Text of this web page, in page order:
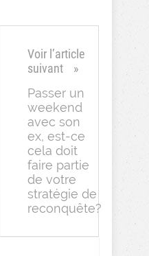
Voir l’article
suivant
Passer un
weekend
avec son
ex, est-ce
cela doit
faire partie
de votre
stratégie de
reconquête?